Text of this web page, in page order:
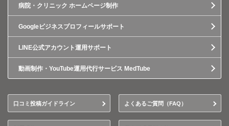
病院・クリニック ホームページ制作
Googleビジネスプロフィールサポート
LINE公式アカウント運用サポート
動画制作・YouTube運用代行サービス MedTube
口コミ投稿ガイドライン よくあるご質問（FAQ）